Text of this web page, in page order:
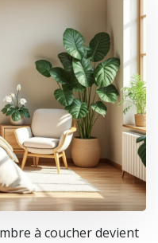
à coucher devient